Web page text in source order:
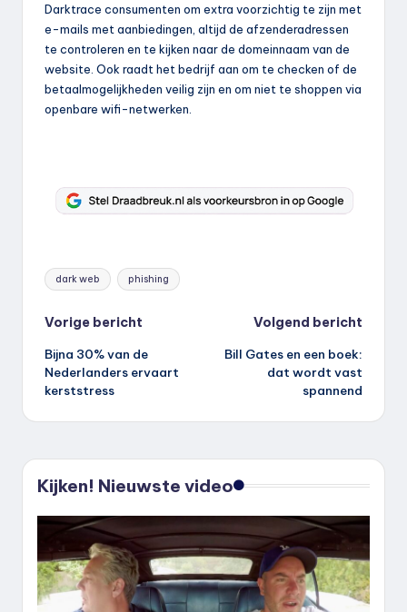
Darktrace consumenten om extra voorzichtig te zijn met
e-mails met aanbiedingen, altijd de afzenderadressen
te controleren en te kijken naar de domeinnaam van de
website. Ook raadt het bedrijf aan om te checken of de
betaalmogelijkheden veilig zijn en om niet te shoppen via
openbare wifi-netwerken.
Tags:
dark web phishing
Bericht
navigatie
Vorige bericht
Bijna 30% van de
Nederlanders ervaart
kerststress
Volgend bericht
Bill Gates en een boek:
dat wordt vast
spannend
Kijken! Nieuwste video